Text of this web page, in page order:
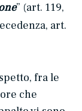
” (art. 119,
art.
fra le
che